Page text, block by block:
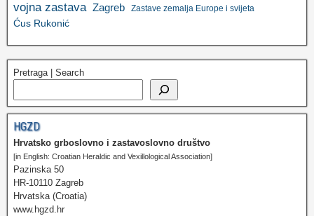
vojna zastava Zagreb Zastave zemalja Europe i svijeta
Ćus Rukonić
Pretraga | Search
HGZD
Hrvatsko grboslovno i zastavoslovno društvo
[in English: Croatian Heraldic and Vexillological Association]
Pazinska 50
HR-10110 Zagreb
Hrvatska (Croatia)
www.hgzd.hr